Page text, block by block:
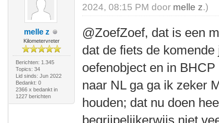
melle z
Kilometervreter
Berichten: 1.345
Topics: 34
Lid sinds: Jun 2022
Bedankt: 0
2366 x bedankt in
1227 berichten
2024, 08:15 PM door melle z.)
@ZoefZoef, dat is een
dat de fiets de
oefenobject en in
naar NL ga ga ik zeker
houden; dat nu doen
begrijpelijkerwijs niet